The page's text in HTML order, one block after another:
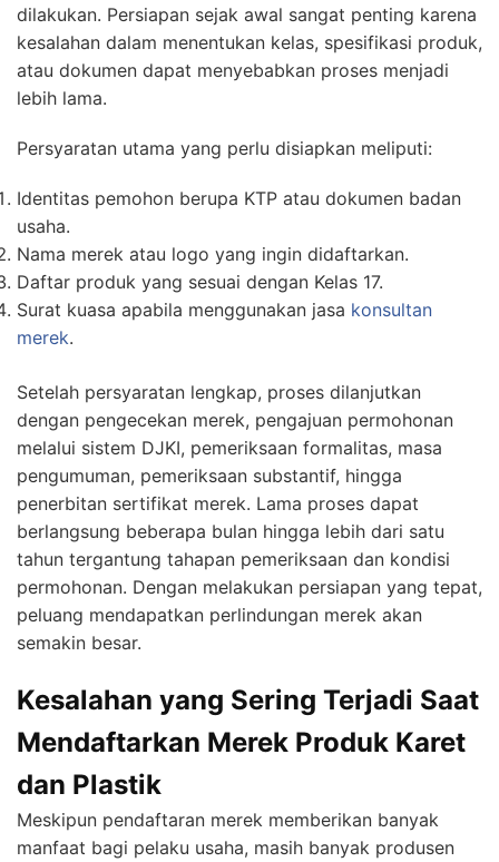
dilakukan. Persiapan sejak awal sangat penting karena
kesalahan dalam menentukan kelas, spesifikasi produk,
atau dokumen dapat menyebabkan proses menjadi
lebih lama.
Persyaratan utama yang perlu disiapkan meliputi:
Identitas pemohon berupa KTP atau dokumen badan
usaha.
Nama merek atau logo yang ingin didaftarkan.
Daftar produk yang sesuai dengan Kelas 17.
Surat kuasa apabila menggunakan jasa konsultan
merek.
Setelah persyaratan lengkap, proses dilanjutkan
dengan pengecekan merek, pengajuan permohonan
melalui sistem DJKI, pemeriksaan formalitas, masa
pengumuman, pemeriksaan substantif, hingga
penerbitan sertifikat merek. Lama proses dapat
berlangsung beberapa bulan hingga lebih dari satu
tahun tergantung tahapan pemeriksaan dan kondisi
permohonan. Dengan melakukan persiapan yang tepat,
peluang mendapatkan perlindungan merek akan
semakin besar.
Kesalahan yang Sering Terjadi Saat
Mendaftarkan Merek Produk Karet
dan Plastik
Meskipun pendaftaran merek memberikan banyak
manfaat bagi pelaku usaha, masih banyak produsen